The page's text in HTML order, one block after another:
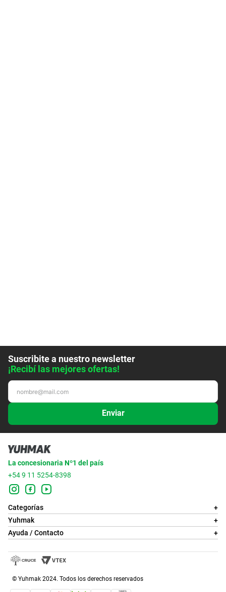
Suscribite a nuestro newsletter
¡Recibí las mejores ofertas!
Enviar
La concesionaria Nº1 del país
+54 9 11 5254-8398
Categorías
+
Yuhmak
+
Ayuda / Contacto
+
© Yuhmak 2024. Todos los derechos reservados